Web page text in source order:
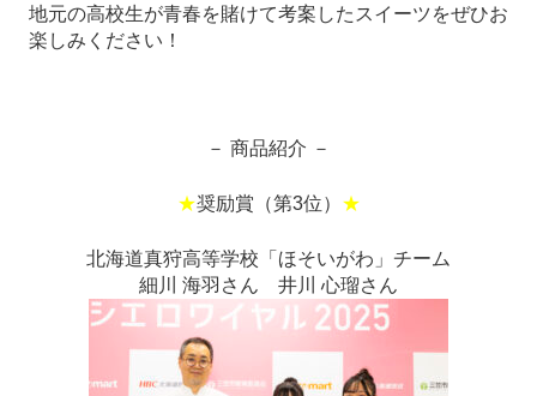
地元の高校生が青春を賭けて考案したスイーツをぜひお
楽しみください！
－ 商品紹介 －
★奨励賞（第3位） ★
北海道真狩高等学校「ほそいがわ」チーム
細川 海羽さん 井川 心瑠さん